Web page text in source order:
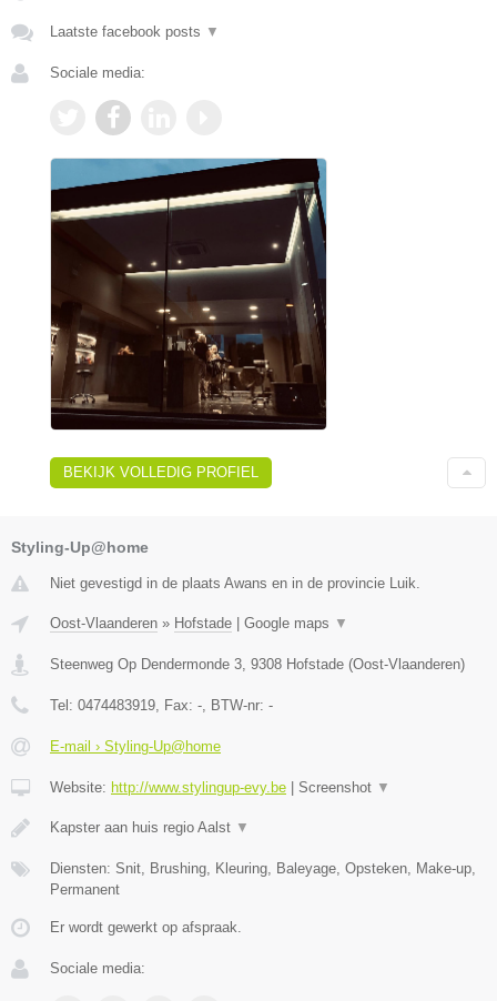
Laatste facebook posts ▼
Sociale media:
BEKIJK VOLLEDIG PROFIEL
Styling-Up@home
Niet gevestigd in de plaats Awans en in de provincie Luik.
Oost-Vlaanderen » Hofstade | Google maps ▼
Steenweg Op Dendermonde 3 9308 Hofstade (Oost-Vlaanderen)
Tel: 0474483919 , Fax: - , BTW-nr: -
E-mail › Styling-Up@home
Website: http://www.stylingup-evy.be | Screenshot ▼
Kapster aan huis regio Aalst ▼
Diensten: Snit, Brushing, Kleuring, Baleyage, Opsteken, Make-up,
Permanent
Er wordt gewerkt op afspraak.
Sociale media: